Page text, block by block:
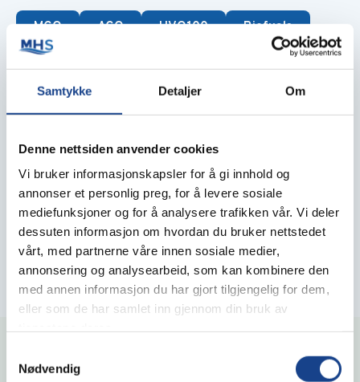
Samtykke Detaljer Om
Denne nettsiden anvender cookies
Vi bruker informasjonskapsler for å gi innhold og
annonser et personlig preg, for å levere sosiale
mediefunksjoner og for å analysere trafikken vår. Vi deler
dessuten informasjon om hvordan du bruker nettstedet
vårt, med partnerne våre innen sosiale medier,
annonsering og analysearbeid, som kan kombinere den
med annen informasjon du har gjort tilgjengelig for dem,
eller som de har samlet inn gjennom din bruk av
Nødvendig
MGO AGO HVO100 Biofuels
Lubricants
Castrol Texaco Other brands
Urea Zewo Filter Supplies
Chemicals Gas Safety data sheets
Cleaning products